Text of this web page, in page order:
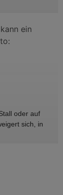
oder auf
sich, in